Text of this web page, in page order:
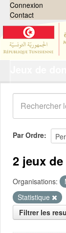
Connexion
Contact
Organisations
Groupes
Demandes 0
À propos
Par Ordre
2 jeux
Organisations:
Statistique
Filtrer les